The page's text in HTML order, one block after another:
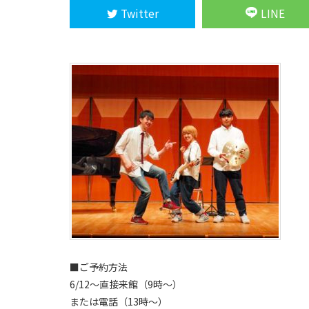
Twitter LINE
■ご予約方法
6/12～直接来館（9時～）
または電話（13時～）